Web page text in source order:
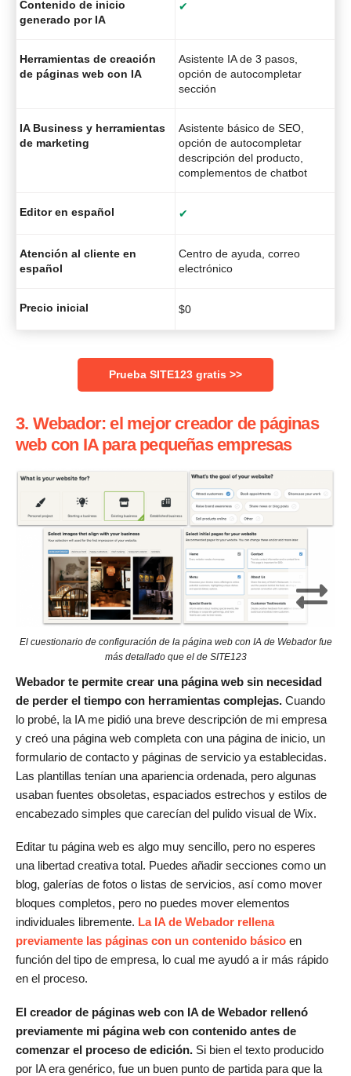
Contenido de inicio
generado por IA
✔
Herramientas de creación
de páginas web con IA
Asistente IA de 3 pasos,
opción de autocompletar
sección
IA Business y herramientas
de marketing
Asistente básico de SEO,
opción de autocompletar
descripción del producto,
complementos de chatbot
Editor en español ✔
Atención al cliente en
español
Centro de ayuda, correo
electrónico
Precio inicial $0
Prueba SITE123 gratis >>
3. Webador: el mejor creador de páginas
web con IA para pequeñas empresas
El cuestionario de configuración de la página web con IA de Webador fue
más detallado que el de SITE123
Webador te permite crear una página web sin necesidad
de perder el tiempo con herramientas complejas. Cuando
lo probé, la IA me pidió una breve descripción de mi empresa
y creó una página web completa con una página de inicio, un
formulario de contacto y páginas de servicio ya establecidas.
Las plantillas tenían una apariencia ordenada, pero algunas
usaban fuentes obsoletas, espaciados estrechos y estilos de
encabezado simples que carecían del pulido visual de Wix.
Editar tu página web es algo muy sencillo, pero no esperes
una libertad creativa total. Puedes añadir secciones como un
blog, galerías de fotos o listas de servicios, así como mover
bloques completos, pero no puedes mover elementos
individuales libremente. La IA de Webador rellena
previamente las páginas con un contenido básico en
función del tipo de empresa, lo cual me ayudó a ir más rápido
en el proceso.
El creador de páginas web con IA de Webador rellenó
previamente mi página web con contenido antes de
comenzar el proceso de edición. Si bien el texto producido
por IA era genérico, fue un buen punto de partida para que la